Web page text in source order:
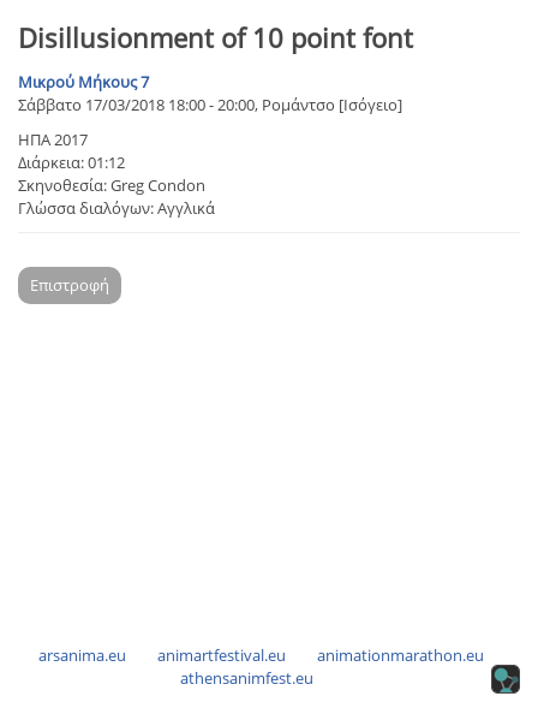
Disillusionment of 10 point font
Μικρού Μήκους 7
Σάββατο 17/03/2018 18:00 - 20:00, Ρομάντσο [Ισόγειο]
ΗΠΑ 2017
Διάρκεια: 01:12
Σκηνοθεσία: Greg Condon
Γλώσσα διαλόγων: Αγγλικά
Επιστροφή
arsanima.eu animartfestival.eu
animationmarathon.eu
athensanimfest.eu